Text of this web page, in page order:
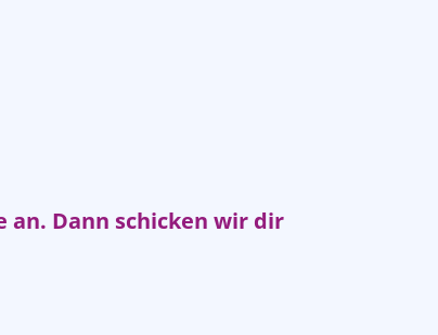
Dann schicken wir dir